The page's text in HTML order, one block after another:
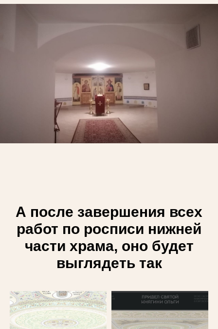
А после завершения всех
работ по росписи нижней
части храма, оно будет
выглядеть так